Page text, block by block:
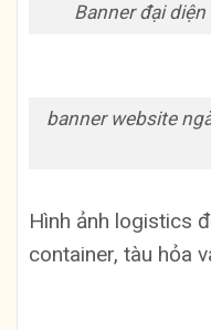
Banner đại
banner website
Hình ảnh logistics
container, tàu hỏa